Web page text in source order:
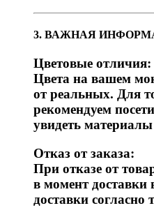
3. ВАЖНАЯ
Цветовые отличия:
Цвета на вашем
от реальных. Для
рекомендуем
увидеть
Отказ от заказа:
При отказе от
в момент доставки
доставки согласно